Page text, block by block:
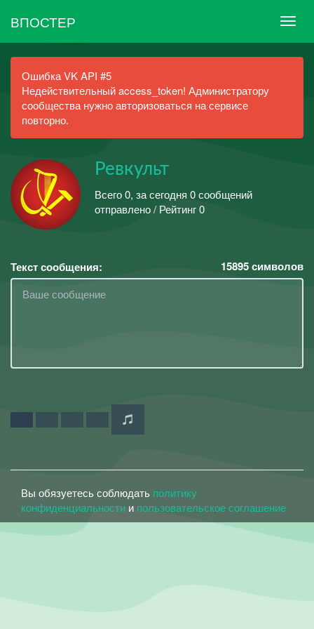
ВПОСТЕР
Ошибка VK API #5
Недействительный access_token! Администратору
сообщества нужно авторизоваться на сервисе
повторно.
Ревкульт
Всего 0, за сегодня 0 сообщений
отправлено / Рейтинг 0
Текст сообщения: 15895символов
Вы обязуетесь соблюдать политику
конфиденциальности и пользовательское соглашение